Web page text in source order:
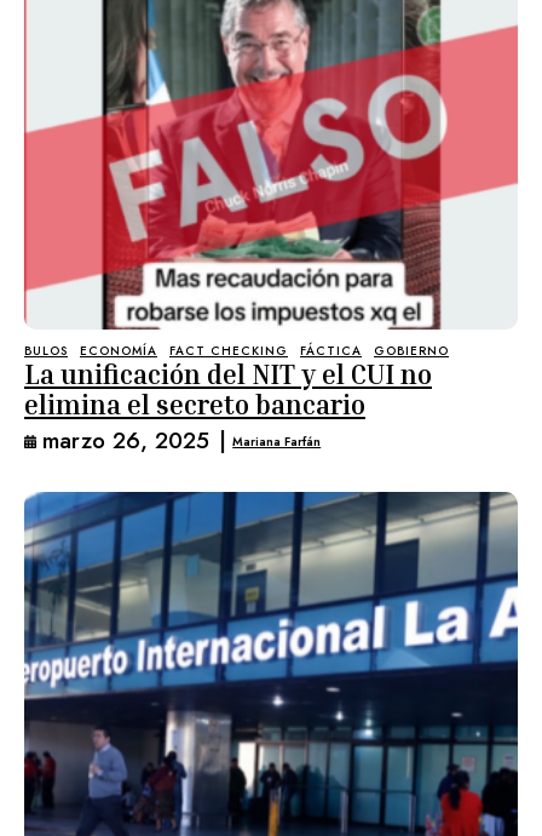
BULOS ECONOMÍA FACT CHECKING FÁCTICA GOBIERNO
La unificación del NIT y el CUI no
elimina el secreto bancario
marzo 26, 2025 | Mariana Farfán